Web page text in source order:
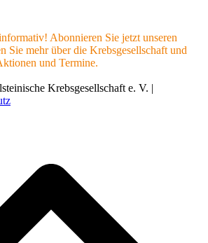
Abonnieren Sie jetzt unseren
Sie mehr über die Krebsgesellschaft und
und Termine.
Krebsgesellschaft e. V. |